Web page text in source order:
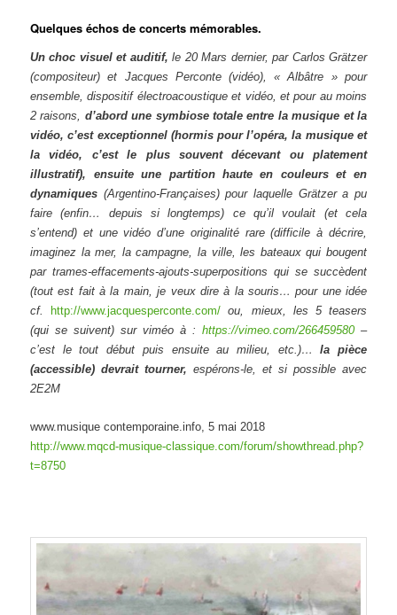
Quelques échos de concerts mémorables.
Un choc visuel et auditif,le 20 Mars dernier, par Carlos Grätzer
(compositeur) et Jacques Perconte (vidéo), « Albâtre » pour
ensemble, dispositif électroacoustique et vidéo, et pour au moins
2 raisons,
d’abord une symbiose totale entre la musique et la
vidéo, c’est exceptionnel (hormis pour l’opéra, la musique et
la vidéo, c’est le plus souvent décevant ou platement
illustratif), ensuite une partition haute en couleurs et en
dynamiques (Argentino-Françaises) pour laquelle Grätzer a pu
faire (enfin… depuis si longtemps) ce qu’il voulait (et cela
s’entend) et une vidéo d’une originalité rare (difficile à décrire,
imaginez la mer, la campagne, la ville, les bateaux qui bougent
par trames-effacements-ajouts-superpositions qui se succèdent
(tout est fait à la main, je veux dire à la souris… pour une idée
cf.
http://www.jacquesperconte.com/ ou, mieux, les 5 teasers
(qui se suivent) sur viméo à : https://vimeo.com/266459580–
c’est le tout début puis ensuite au milieu, etc.)…la pièce
(accessible) devrait tourner, espérons-le, et si possible avec
2E2M
www.musique contemporaine.info, 5 mai 2018
http://www.mqcd-musique-classique.com/forum/showthread.php?
t=8750